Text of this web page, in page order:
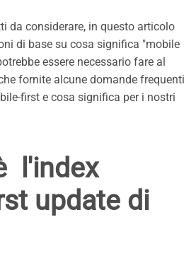
da considerare, in questo articolo
di base su cosa significa "mobile
essere necessario fare al
fornite alcune domande frequenti
first e cosa significa per i nostri
l'index
update di